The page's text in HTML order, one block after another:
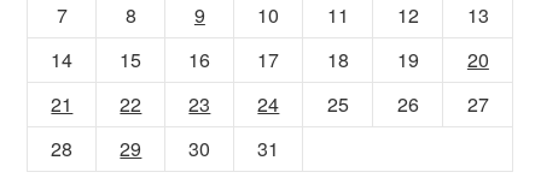
7
8 9 10 11 12
13
14
15 16 17 18 19
20
21
22 23 24 25 26
27
28
29 30 31